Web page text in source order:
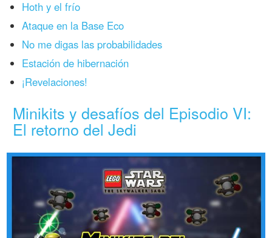
Hoth y el frío
Ataque en la Base Eco
No me digas las probabilidades
Estación de hibernación
¡Revelaciones!
Minikits y desafíos del Episodio VI:
El retorno del Jedi